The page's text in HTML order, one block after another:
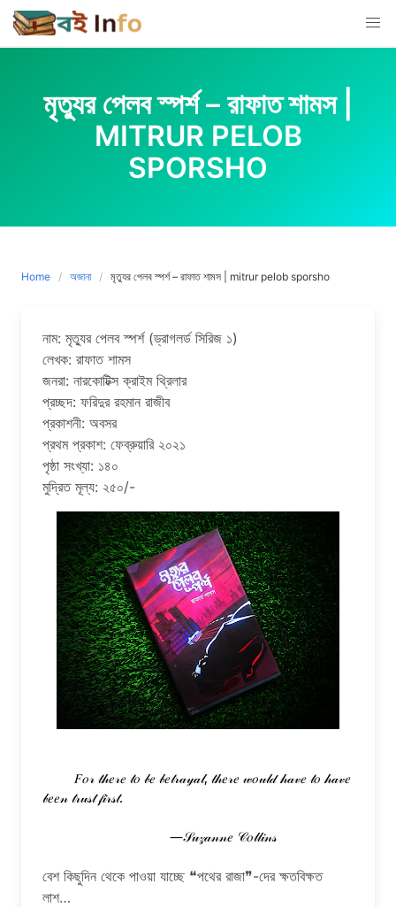
Skip
to
content
মৃত্যুর পেলব স্পর্শ – রাফাত শামস |
MITRUR PELOB
SPORSHO
Home অজানা মৃত্যুর পেলব স্পর্শ – রাফাত শামস | mitrur pelob sporsho
নাম: মৃত্যুর পেলব স্পর্শ (ড্রাগলর্ড সিরিজ ১)
লেখক: রাফাত শামস
জনরা: নারকোটিক্স ক্রাইম থ্রিলার
প্রচ্ছদ: ফরিদুর রহমান রাজীব
প্রকাশনী: অবসর
প্রথম প্রকাশ: ফেব্রুয়ারি ২০২১
পৃষ্ঠা সংখ্যা: ১৪০
মুদ্রিত মূল্য: ২৫০/-
𝒷𝑒𝑒𝓃 𝓉𝓇𝓊𝓈𝓉 𝒻𝒾𝓇𝓈𝓉.
                                    —𝒮𝓊𝓏𝒶𝓃𝓃𝑒 𝒞𝑜𝓁𝓁𝒾𝓃𝓈
বেশ কিছুদিন থেকে পাওয়া যাচ্ছে ❝পথের রাজা❞-দের ক্ষতবিক্ষত
লাশ…